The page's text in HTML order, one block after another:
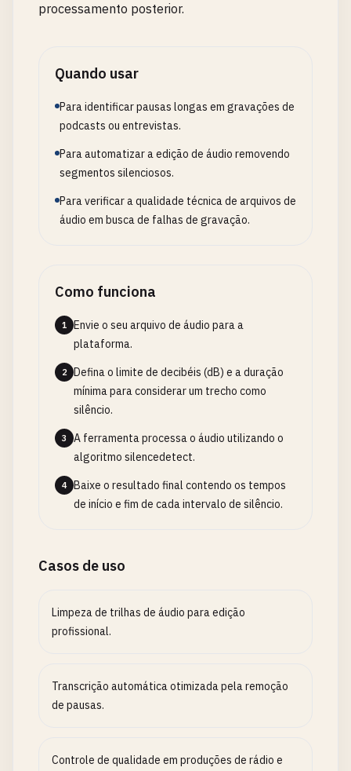
processamento posterior.
Quando usar
Para identificar pausas longas em gravações de
podcasts ou entrevistas.
Para automatizar a edição de áudio removendo
segmentos silenciosos.
Para verificar a qualidade técnica de arquivos de
áudio em busca de falhas de gravação.
Como funciona
1
Envie o seu arquivo de áudio para a
plataforma.
2
Defina o limite de decibéis (dB) e a duração
mínima para considerar um trecho como
silêncio.
3
A ferramenta processa o áudio utilizando o
algoritmo silencedetect.
4
Baixe o resultado final contendo os tempos
de início e fim de cada intervalo de silêncio.
Casos de uso
Limpeza de trilhas de áudio para edição
profissional.
Transcrição automática otimizada pela remoção
de pausas.
Controle de qualidade em produções de rádio e